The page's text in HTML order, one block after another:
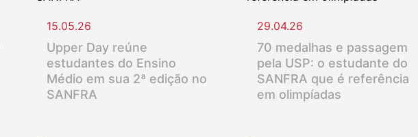
15.05.26
Upper Day reúne
estudantes do Ensino
Médio em sua 2ª edição no
SANFRA
29.04.26
70 medalhas e passagem
pela USP: o estudante do
SANFRA que é referência
em olimpíadas